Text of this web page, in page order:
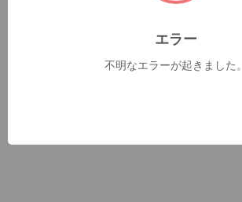
エラー
不明なエラーが起きました。